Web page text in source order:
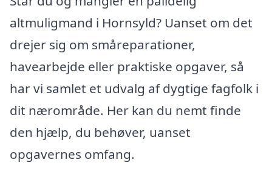
altmuligmand i Hornsyld? Uanset om det
drejer sig om småreparationer,
havearbejde eller praktiske opgaver, så
har vi samlet et udvalg af dygtige fagfolk i
dit nærområde. Her kan du nemt finde
den hjælp, du behøver, uanset
opgavernes omfang.